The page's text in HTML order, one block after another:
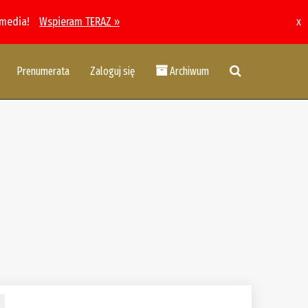
Wspieram TERAZ » x
Prenumerata Zaloguj się Archiwum